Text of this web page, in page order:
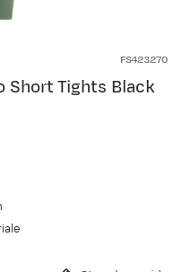
FS423270
Short Tights Black